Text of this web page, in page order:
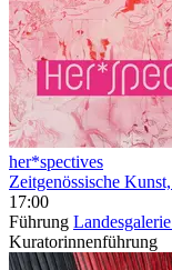
her*spectives
Zeitgenössische
17:00
Führung
Kuratorinnenführung